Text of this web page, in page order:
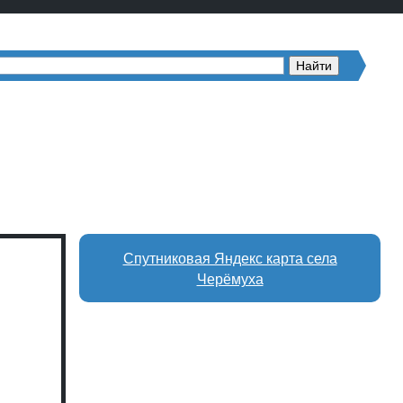
Спутниковая Яндекс карта села
Черёмуха